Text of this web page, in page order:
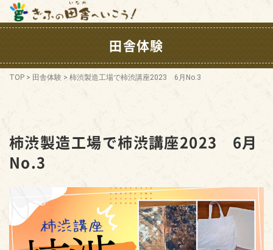
田舎体験
TOP > 田舎体験 > 柿渋製造工場で柿渋講座2023 6月No.3
柿渋製造工場で柿渋講座2023 6月
No.3